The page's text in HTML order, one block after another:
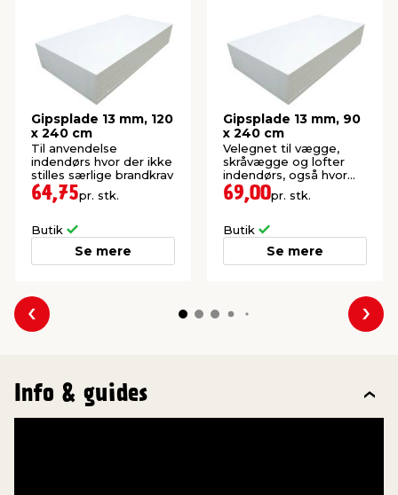
Gipsplade 13 mm, 120
x 240 cm
Til anvendelse
indendørs hvor der ikke
stilles særlige brandkrav
64,75pr. stk.
Butik
Se mere
Gipsplade 13 mm, 90
x 240 cm
Velegnet til vægge,
skråvægge og lofter
indendørs, også hvor
der stilles brandkrav.
69,00pr. stk.
Butik
Se mere
Forrige
Info & guides